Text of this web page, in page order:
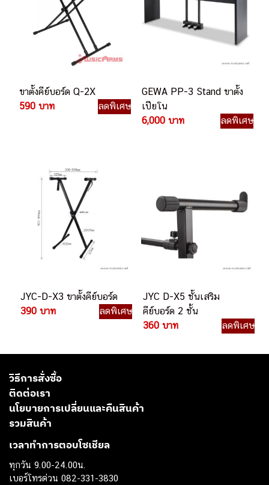
ขาตั้งคีย์บอร์ด Q-2X
590 บาท
ลดพิเศษ
GEWA PP-3 Stand ขาตั้ง
เปียโน
6,000 บาท
ลดพิเศษ
JYC-D-X3 ขาตั้งคีย์บอร์ด
390 บาท
ลดพิเศษ
JYC D-X5 ชั้นเสริม
คีย์บอร์ด 2 ชั้น
360 บาท
ลดพิเศษ
วิธีการสั่งซื้อ
ติดต่อเรา
นโยบายการเปลี่ยนและคืนสินค้า
รวมสินค้า
เวลาทำการตอบโซเชียล
ทุกวัน 9.00-24.00น.
เบอร์โทรด่วน 082-331-3830